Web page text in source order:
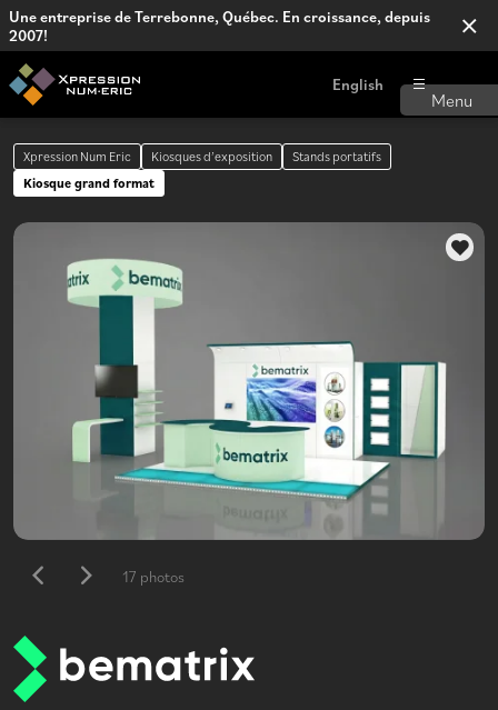
Une entreprise de Terrebonne, Québec. En croissance, depuis
2007!
English
Xpression Num Eric Kiosques d’exposition
Stands portatifs
Kiosque grand format
17 photos